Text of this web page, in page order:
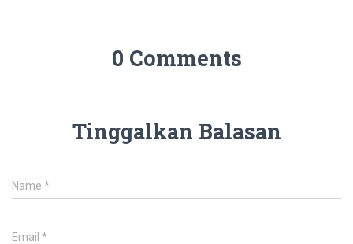
0 Comments
Tinggalkan Balasan
Name *
Email *